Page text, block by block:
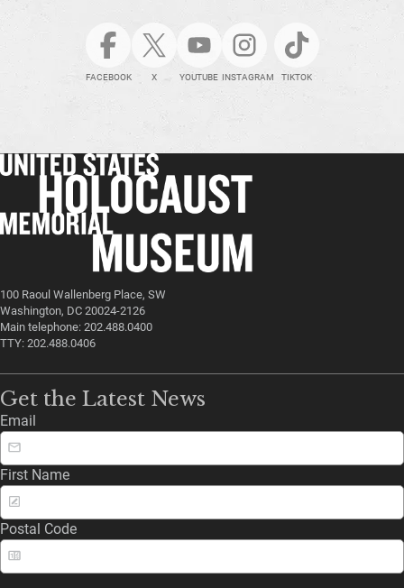
FACEBOOK X YOUTUBE INSTAGRAM TIKTOK
100 Raoul Wallenberg Place, SW
Washington, DC 20024-2126
Main telephone: 202.488.0400
TTY: 202.488.0406
Get the Latest News
Email
First Name
Postal Code